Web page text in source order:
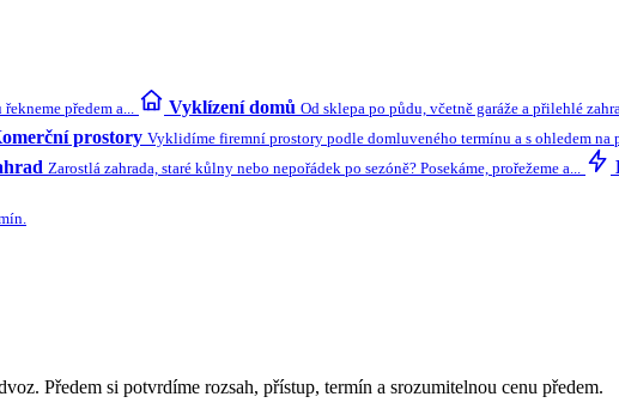
předem a... Vyklízení domů Od sklepa po půdu, včetně garáže a přilehlé
prostory Vyklidíme firemní prostory podle domluveného termínu a s ohledem na
Zarostlá zahrada, staré kůlny nebo nepořádek po sezóně? Posekáme, prořežeme a...
Předem si potvrdíme rozsah, přístup, termín a srozumitelnou cenu předem.